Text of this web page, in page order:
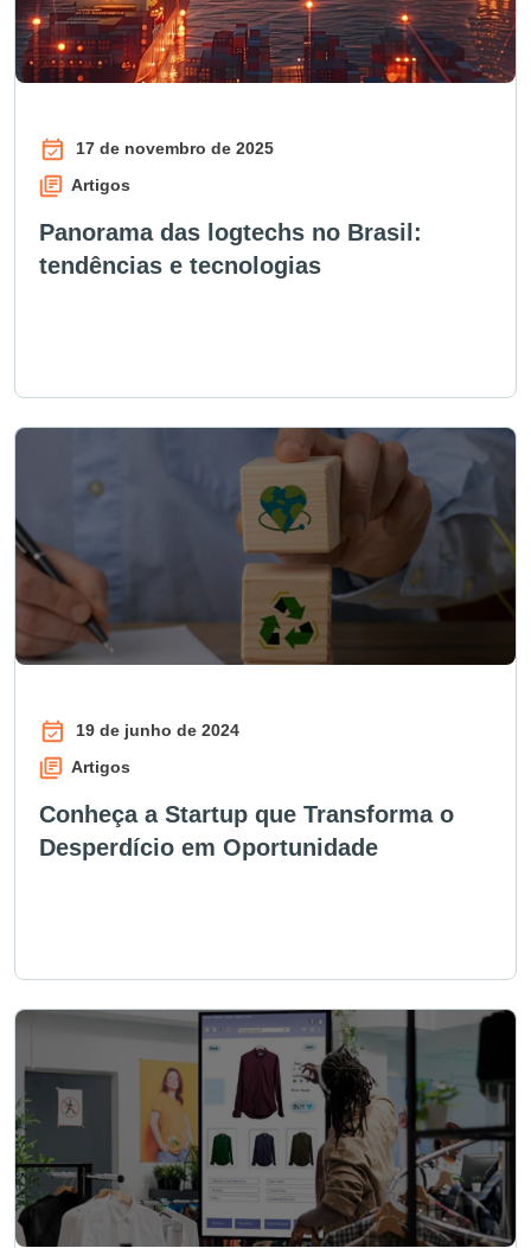
17 de novembro de 2025
Artigos
Panorama das logtechs no Brasil:
tendências e tecnologias
19 de junho de 2024
Artigos
Conheça a Startup que Transforma o
Desperdício em Oportunidade